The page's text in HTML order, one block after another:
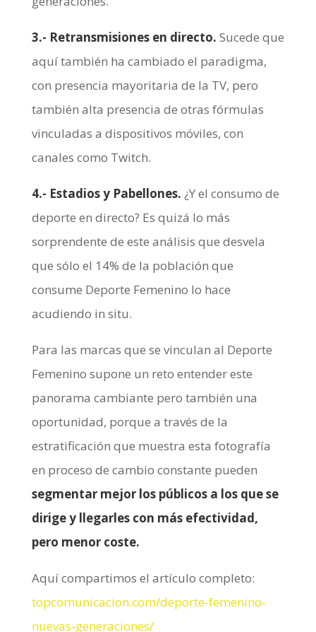
3.- Retransmisiones en directo. Sucede que
aquí también ha cambiado el paradigma,
con presencia mayoritaria de la TV, pero
también alta presencia de otras fórmulas
vinculadas a dispositivos móviles, con
canales como Twitch.
4.- Estadios y Pabellones. ¿Y el consumo de
deporte en directo? Es quizá lo más
sorprendente de este análisis que desvela
que sólo el 14% de la población que
consume Deporte Femenino lo hace
acudiendo in situ.
Para las marcas que se vinculan al Deporte
Femenino supone un reto entender este
panorama cambiante pero también una
oportunidad, porque a través de la
estratificación que muestra esta fotografía
en proceso de cambio constante pueden
segmentar mejor los públicos a los que se
dirige y llegarles con más efectividad,
pero menor coste.
Aquí compartimos el artículo completo:
topcomunicacion.com/deporte-femenino-
nuevas-generaciones/